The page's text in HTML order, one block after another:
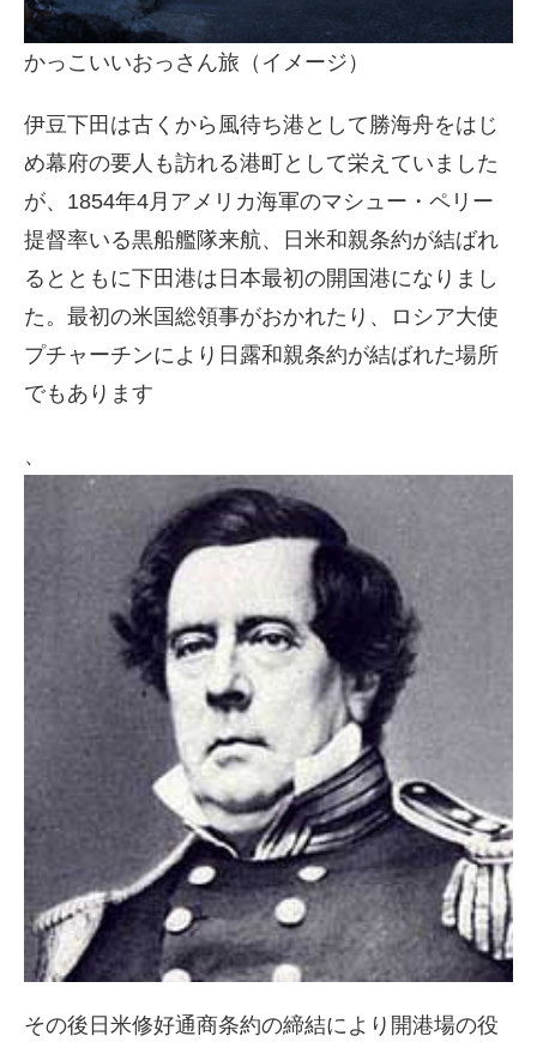
かっこいいおっさん旅（イメージ）
伊豆下田は古くから風待ち港として勝海舟をはじ
め幕府の要人も訪れる港町として栄えていました
が、1854年4月アメリカ海軍のマシュー・ペリー
提督率いる黒船艦隊来航、日米和親条約が結ばれ
るとともに下田港は日本最初の開国港になりまし
た。最初の米国総領事がおかれたり、ロシア大使
プチャーチンにより日露和親条約が結ばれた場所
でもあります
、
その後日米修好通商条約の締結により開港場の役